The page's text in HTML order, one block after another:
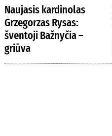
Naujasis kardinolas
Grzegorzas Rysas:
šventoji Bažnyčia –
griūva